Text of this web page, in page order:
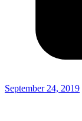
September 24, 2019